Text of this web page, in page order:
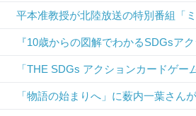
平本准教授が北陸放送の特別番組「
『10歳からの図解でわかるSDGsア
「THE SDGs アクションカードゲ
「物語の始まりへ」に薮内一葉さん